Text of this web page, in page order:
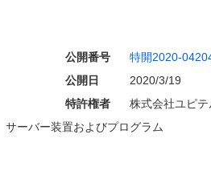
公開番号 特開2020-
公開日
2020/3/19
特許権者 株式会社ユピテ
サーバー装置およびプログラム